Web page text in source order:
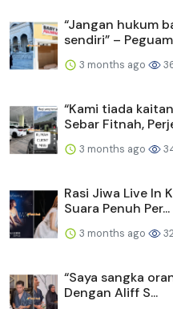
“Jangan hukum
sendiri” – Peguam
3 months ago
“Kami tiada
Sebar Fitnah,
3 months ago
Rasi Jiwa Live In
Suara Penuh Per...
3 months ago
“Saya sangka
Dengan Aliff S...